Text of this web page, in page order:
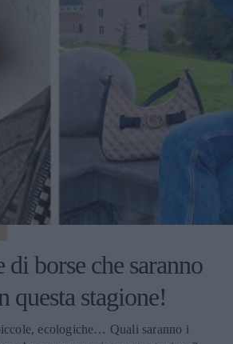
di borse che saranno
questa stagione!
ecologiche… Quali saranno i